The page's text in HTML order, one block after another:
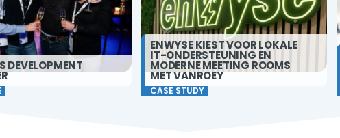
DEVELOPMENT
INFO
CASE STUDY
ENWYSE KIEST VOOR LOKALE
IT-ONDERSTEUNING EN
MODERNE MEETING ROOMS
MET VANROEY